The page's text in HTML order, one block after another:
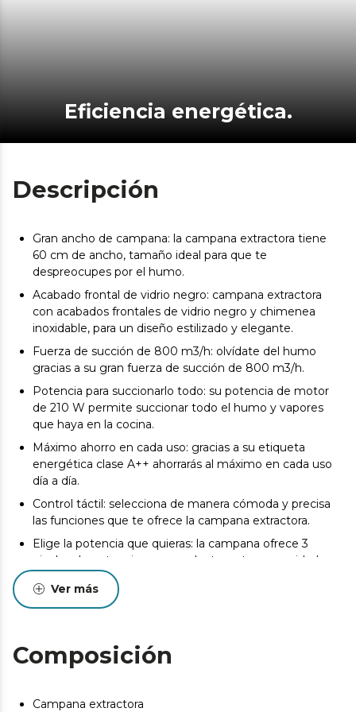
Eficiencia energética.
Descripción
Gran ancho de campana: la campana extractora tiene
60 cm de ancho, tamaño ideal para que te
despreocupes por el humo.
Acabado frontal de vidrio negro: campana extractora
con acabados frontales de vidrio negro y chimenea
inoxidable, para un diseño estilizado y elegante.
Fuerza de succión de 800 m3/h: olvídate del humo
gracias a su gran fuerza de succión de 800 m3/h.
Potencia para succionarlo todo: su potencia de motor
de 210 W permite succionar todo el humo y vapores
que haya en la cocina.
Máximo ahorro en cada uso: gracias a su etiqueta
energética clase A++ ahorrarás al máximo en cada uso
día a día.
Control táctil: selecciona de manera cómoda y precisa
las funciones que te ofrece la campana extractora.
Elige la potencia que quieras: la campana ofrece 3
niveles de potencia que se adaptan a tus necesidades y
una función booster que acelera la intensidad de
succión para cuando se desean resultados inmediatos.
humo.
Protégete de la grasa: la campana extractora contiene
Ver más
Composición
Campana extractora